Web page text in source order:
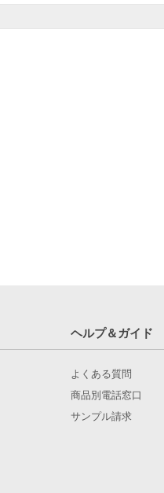
ヘルプ＆ガイド
よくある質問
商品別電話窓口
サンプル請求